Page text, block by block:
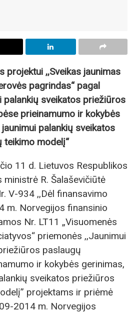
projektui ,,Sveikas jaunimas
pagrindas“ pagal
palankių sveikatos priežiūros
prieinamumo ir kokybės
palankių sveikatos
teikimo modelį“
11 d. Lietuvos Respublikos
R. Šalaševičiūtė
V-934 ,,Dėl finansavimo
m. Norvegijos finansinio
Nr. LT11 „Visuomenės
priemonės ,,Jaunimui
paslaugų
ir kokybės gerinimas,
sveikatos priežiūros
projektams ir priėmė
2014 m. Norvegijos